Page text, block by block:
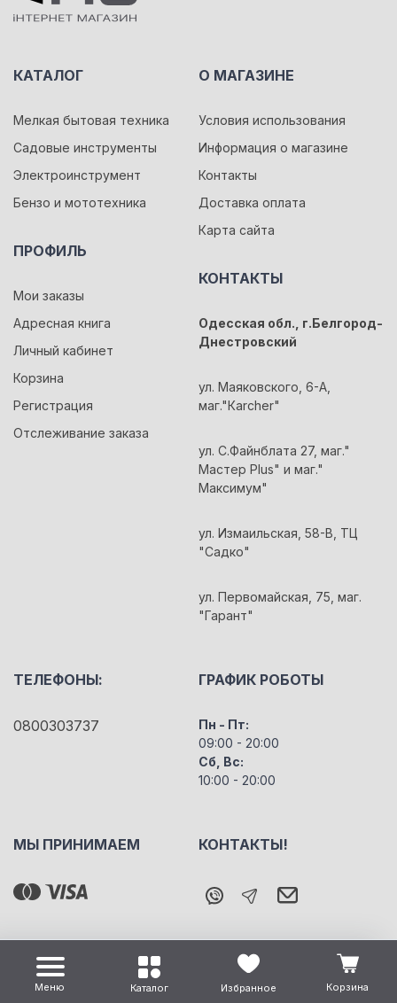
КАТАЛОГ
Мелкая бытовая техника
Садовые инструменты
Электроинструмент
Бензо и мототехника
ПРОФИЛЬ
Мои заказы
Адресная книга
Личный кабинет
Корзина
Регистрация
Отслеживание заказа
О МАГАЗИНЕ
Условия использования
Информация о магазине
Контакты
Доставка оплата
Карта сайта
КОНТАКТЫ
Одесская обл., г.Белгород-
Днестровский
ул. Маяковского, 6-А,
маг."Кarcher"
ул. С.Файнблата 27, маг."
Мастер Plus" и маг."
Максимум"
ул. Измаильская, 58-В, ТЦ
"Садко"
ул. Первомайская, 75, маг.
"Гарант"
ТЕЛЕФОНЫ:
0800303737
ГРАФИК РОБОТЫ
Пн - Пт:
09:00 - 20:00
Сб, Вс:
10:00 - 20:00
МЫ ПРИНИМАЕМ КОНТАКТЫ!
Меню Каталог Избранное Корзина